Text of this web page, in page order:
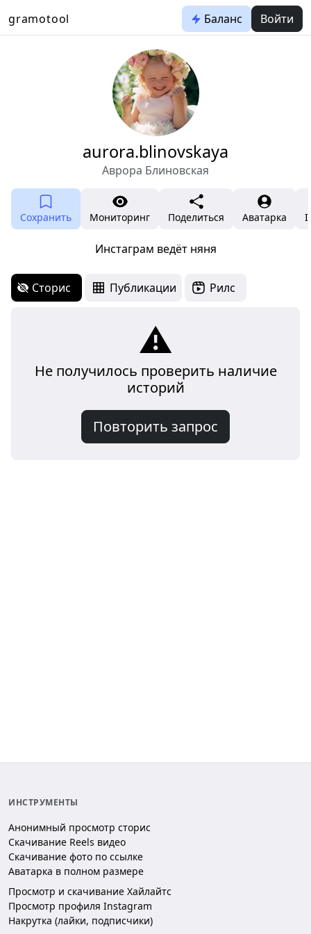
gramotool Баланс Войти
aurora.blinovskaya
Аврора Блиновская
Сохранить Мониторинг Поделиться Аватарка
Инстаграм ведёт няня
Сторис Публикации Рилс
⚠️
Не получилось проверить наличие
историй
Повторить запрос
ИНСТРУМЕНТЫ
Анонимный просмотр сторис
Скачивание Reels видео
Скачивание фото по ссылке
Аватарка в полном размере
Просмотр и скачивание Хайлайтс
Просмотр профиля Instagram
Накрутка (лайки, подписчики)